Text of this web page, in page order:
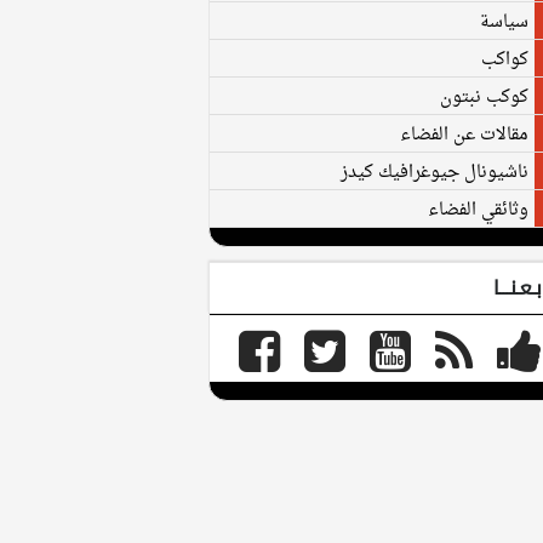
سياسة
كواكب
كوكب نبتون
مقالات عن الفضاء
ناشيونال جيوغرافيك كيدز
وثائقي الفضاء